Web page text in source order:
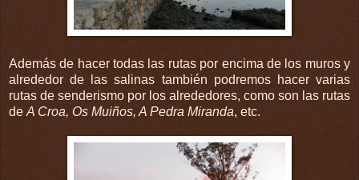
Además de hacer todas las rutas por encima de los muros y
alrededor de las salinas también podremos hacer varias
rutas de senderismo por los alrededores, como son las rutas
de A Croa, Os Muiños, A Pedra Miranda, etc.